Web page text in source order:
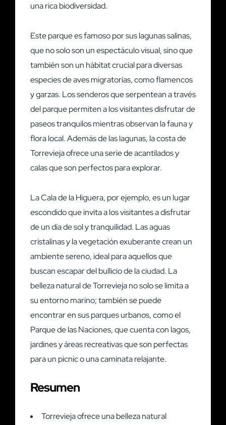
una rica biodiversidad.
Este parque es famoso por sus lagunas salinas,
que no solo son un espectáculo visual, sino que
también son un hábitat crucial para diversas
especies de aves migratorias, como flamencos
y garzas. Los senderos que serpentean a través
del parque permiten a los visitantes disfrutar de
paseos tranquilos mientras observan la fauna y
flora local. Además de las lagunas, la costa de
Torrevieja ofrece una serie de acantilados y
calas que son perfectos para explorar.
La Cala de la Higuera, por ejemplo, es un lugar
escondido que invita a los visitantes a disfrutar
de un día de sol y tranquilidad. Las aguas
cristalinas y la vegetación exuberante crean un
ambiente sereno, ideal para aquellos que
buscan escapar del bullicio de la ciudad. La
belleza natural de Torrevieja no solo se limita a
su entorno marino; también se puede
encontrar en sus parques urbanos, como el
Parque de las Naciones, que cuenta con lagos,
jardines y áreas recreativas que son perfectas
para un picnic o una caminata relajante.
Resumen
Torrevieja ofrece una belleza natural